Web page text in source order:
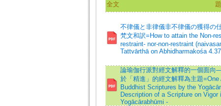
全文
不律儀と非律儀非不律儀の獲得の
梵文和訳=How to attain the Non-
restraint- nor-non-restraint
Tattvārthā on Abhidharmakośa 4.37
論瑜伽行派對經文解釋的一個面向
於「精進」的經文解釋為主題
Buddhist Scriptures by the
Description of a Scripture on
Yogācārabhūmi -